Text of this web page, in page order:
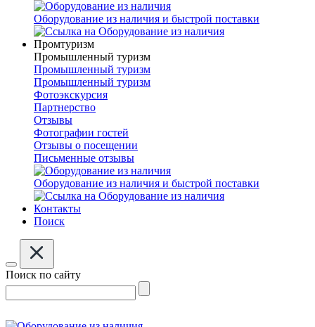
Оборудование из наличия и быстрой поставки
Промтуризм
Промышленный туризм
Промышленный туризм
Промышленный туризм
Фотоэкскурсия
Партнерство
Отзывы
Фотографии гостей
Отзывы о посещении
Письменные отзывы
Оборудование из наличия и быстрой поставки
Контакты
Поиск
Поиск по сайту